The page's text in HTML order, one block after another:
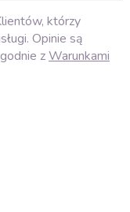
którzy
Opinie są
zWarunkami